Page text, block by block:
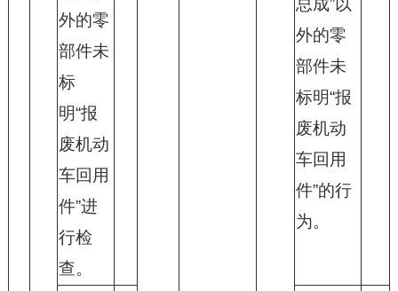
外的零
部件未
标
明“报
废机动
车回用
件”进
行检
查。
总成”以
外的零
部件未
标明“报
废机动
车回用
件”的行
为。